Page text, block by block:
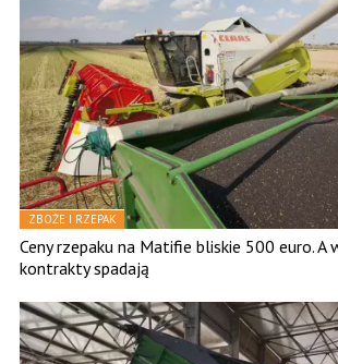
ZBOŻE I RZEPAK
Ceny rzepaku na Matifie bliskie 500 euro. A
kontrakty spadają